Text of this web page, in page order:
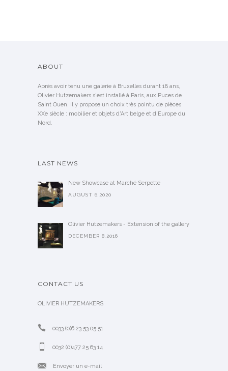
ABOUT
Après avoir tenu une galerie à Bruxelles durant 18 ans,
Olivier Hutzemakers s'est installé à Paris, aux Puces de
Saint Ouen. Il y propose un choix très pointu de pièces
XXe siècle : mobilier et objets d'Art belge et d'Europe du
Nord.
LAST NEWS
New Showcase at Marché Serpette
AUGUST 6,2020
Olivier Hutzemakers - Extension of the gallery
DECEMBER 8,2016
CONTACT US
OLIVIER HUTZEMAKERS
0033 (0)6 23 53 05 51
0032 (0)477 25 63 14
Envoyer un e-mail